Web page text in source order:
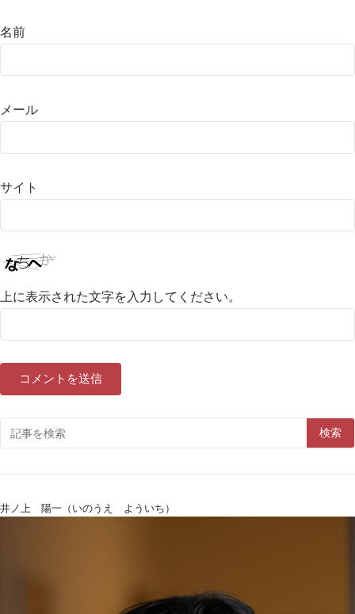
名前
メール
サイト
上に表示された文字を入力してください。
検索
井ノ上 陽一（いのうえ よういち）